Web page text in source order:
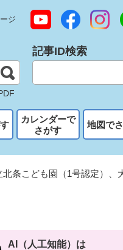
ジ
記事ID検索
カレンダーで
さがす
地図で
条こども園（1号認定）、
AI（人工知能）は